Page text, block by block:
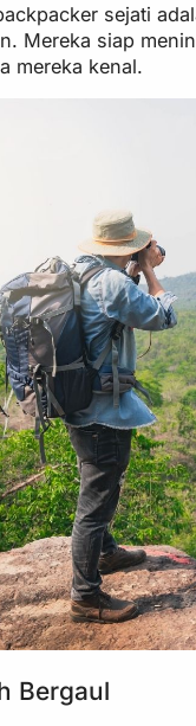
sejati
Mereka siap
mereka kenal.
Bergaul